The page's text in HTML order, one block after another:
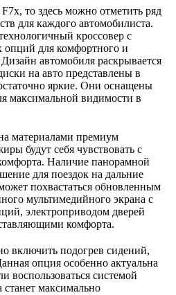
то здесь можно отметить ряд
для каждого автомобилиста.
кроссовер с
для комфортного и
автомобиля раскрывается
на авто представлены в
яркие. Они оснащены
максимальной видимости в
материалами премиум
будут себя чувствовать с
Наличие панорамной
для поездок на дальние
похвастаться обновленным
мультимедийного экрана с
электроприводом дверей
комфорта.
включить подогрев сидений,
опция особенно актуальна
воспользоваться системой
станет максимально